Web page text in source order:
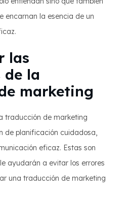
encarnan la esencia de un
las
la
marketing
traducción de marketing
de planificación cuidadosa,
eficaz. Estas son
ayudarán a evitar los errores
una traducción de marketing